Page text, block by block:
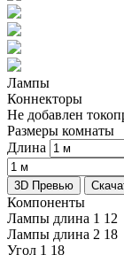
Лампы
Коннекторы
Не добавлен
Размеры комнаты
Длина
3D Превью
Компоненты
Лампы длина 1 12
Лампы длина 2 18
Угол 1 18